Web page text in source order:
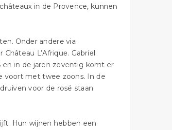
in de Provence, kunnen
Onder andere via
L’Afrique. Gabriel
en in de jaren zeventig komt er
voort met twee zoons. In de
voor de rosé staan
Hun wijnen hebben een